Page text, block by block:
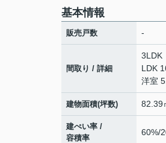
基本情報
販売戸数 -
間取り / 詳細
3LDK
LDK
洋室
建物面積(坪数) 82.39
建ぺい率 /
容積率
60%/